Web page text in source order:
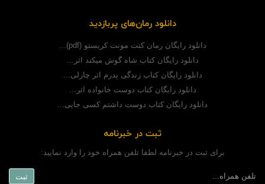
دانلود رمان‌های پربازدید
دانلود رایگان رمان کنت مونت کریستو (pdf)...
دانلود رایگان کتاب شاه گوش میکند اثر...
دانلود رایگان کتاب زندگی پدرم اثر چارلی...
دانلود رایگان کتاب دوست خانواده اثر...
دانلود رایگان کتاب دوست داشتم کسی جایی...
ثبت در خبرنامه
برای ثبت در خبرنامه لطفا تلفن همراه خود را وارد نمایید: